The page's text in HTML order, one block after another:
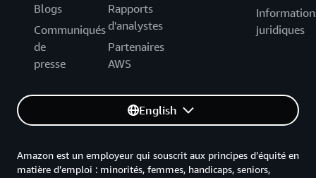
Blogs
Communiqués
de
presse
Rapports
d'analystes
Partenaires
AWS
juridiques
English
Amazon est un employeur qui souscrit aux principes d’équité en
matière d’emploi : minorités, femmes, handicaps, seniors,